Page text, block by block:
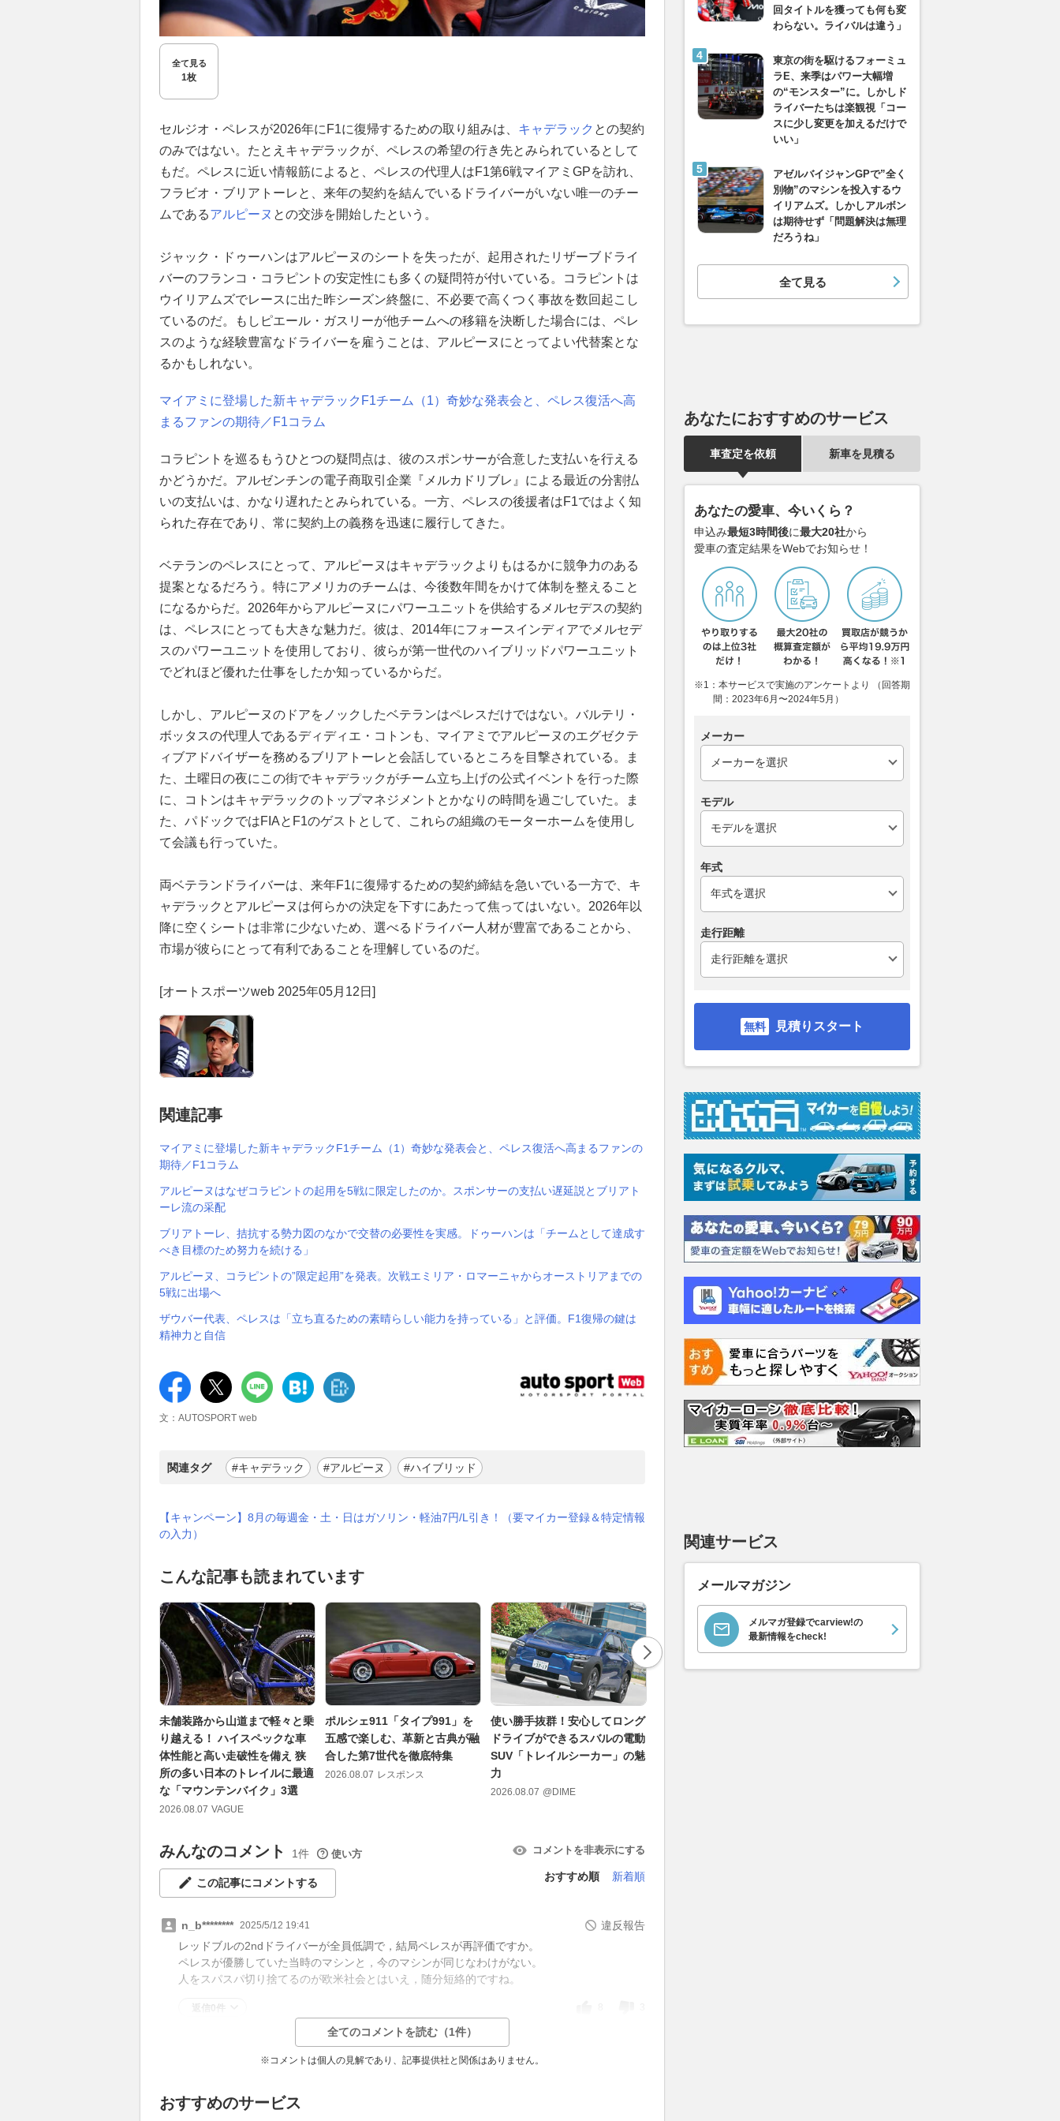
全て見る
1枚
セルジオ・ペレスが2026年にF1に復帰するための取り組みは、 キャデラック との契約
のみではない。たとえキャデラックが、ペレスの希望の行き先とみられているとして
もだ。ペレスに近い情報筋によると、ペレスの代理人はF1第6戦マイアミGPを訪れ、
フラビオ・ブリアトーレと、来年の契約を結んでいるドライバーがいない唯一のチー
ムであるアルピーヌ との交渉を開始したという。
ジャック・ドゥーハンはアルピーヌのシートを失ったが、起用されたリザーブドライ
バーのフランコ・コラピントの安定性にも多くの疑問符が付いている。コラピントは
ウイリアムズでレースに出た昨シーズン終盤に、不必要で高くつく事故を数回起こし
ているのだ。もしピエール・ガスリーが他チームへの移籍を決断した場合には、ペレ
スのような経験豊富なドライバーを雇うことは、アルピーヌにとってよい代替案とな
るかもしれない。
マイアミに登場した新キャデラックF1チーム（1）奇妙な発表会と、ペレス復活へ高
まるファンの期待／F1コラム
コラピントを巡るもうひとつの疑問点は、彼のスポンサーが合意した支払いを行える
かどうかだ。アルゼンチンの電子商取引企業『メルカドリブレ』による最近の分割払
いの支払いは、かなり遅れたとみられている。一方、ペレスの後援者はF1ではよく知
られた存在であり、常に契約上の義務を迅速に履行してきた。
ベテランのペレスにとって、アルピーヌはキャデラックよりもはるかに競争力のある
提案となるだろう。特にアメリカのチームは、今後数年間をかけて体制を整えること
になるからだ。2026年からアルピーヌにパワーユニットを供給するメルセデスの契約
は、ペレスにとっても大きな魅力だ。彼は、2014年にフォースインディアでメルセデ
スのパワーユニットを使用しており、彼らが第一世代のハイブリッドパワーユニット
でどれほど優れた仕事をしたか知っているからだ。
しかし、アルピーヌのドアをノックしたベテランはペレスだけではない。バルテリ・
ボッタスの代理人であるディディエ・コトンも、マイアミでアルピーヌのエグゼクテ
ィブアドバイザーを務めるブリアトーレと会話しているところを目撃されている。ま
た、土曜日の夜にこの街でキャデラックがチーム立ち上げの公式イベントを行った際
に、コトンはキャデラックのトップマネジメントとかなりの時間を過ごしていた。ま
た、パドックではFIAとF1のゲストとして、これらの組織のモーターホームを使用し
て会議も行っていた。
両ベテランドライバーは、来年F1に復帰するための契約締結を急いでいる一方で、キ
ャデラックとアルピーヌは何らかの決定を下すにあたって焦ってはいない。2026年以
降に空くシートは非常に少ないため、選べるドライバー人材が豊富であることから、
市場が彼らにとって有利であることを理解しているのだ。
[オートスポーツweb 2025年05月12日]
関連記事
マイアミに登場した新キャデラックF1チーム（1）奇妙な発表会と、ペレス復活へ高まるファンの
期待／F1コラム
アルピーヌはなぜコラピントの起用を5戦に限定したのか。スポンサーの支払い遅延説とブリアト
ーレ流の采配
ブリアトーレ、拮抗する勢力図のなかで交替の必要性を実感。ドゥーハンは「チームとして達成す
べき目標のため努力を続ける」
アルピーヌ、コラピントの”限定起用”を発表。次戦エミリア・ロマーニャからオーストリアまでの
5戦に出場へ
ザウバー代表、ペレスは「立ち直るための素晴らしい能力を持っている」と評価。F1復帰の鍵は
精神力と自信
文：AUTOSPORT web
関連タグ #キャデラック #アルピーヌ #ハイブリッド
【キャンペーン】8月の毎週金・土・日はガソリン・軽油7円/L引き！（要マイカー登録＆特定情報
の入力）
こんな記事も読まれています
未舗装路から山道まで軽々と乗
り越える！ ハイスペックな車
体性能と高い走破性を備え 狭
所の多い日本のトレイルに最適
な「マウンテンバイク」3選
2026.08.07 VAGUE
ポルシェ911「タイプ991」を
五感で楽しむ、革新と古典が融
合した第7世代を徹底特集
2026.08.07 レスポンス
使い勝手抜群！安心してロング
ドライブができるスバルの電動
SUV「トレイルシーカー」の魅
力
2026.08.07 @DIME
みんなのコメント 1件 使い方 コメントを非表示にする
この記事にコメントする
おすすめ順 新着順
n_b******** 2025/5/12 19:41
違反報告
レッドブルの2ndドライバーが全員低調で，結局ペレスが再評価ですか。
ペレスが優勝していた当時のマシンと，今のマシンが同じなわけがない。
人をスパスパ切り捨てるのが欧米社会とはいえ，随分短絡的ですね。
返信0件
全てのコメントを読む（1件）
※コメントは個人の見解であり、記事提供社と関係はありません。
おすすめのサービス
回タイトルを獲っても何も変
わらない。ライバルは違う」
東京の街を駆けるフォーミュ
ラE、来季はパワー大幅増
の“モンスター”に。しかしド
ライバーたちは楽観視「コー
スに少し変更を加えるだけで
いい」
アゼルバイジャンGPで”全く
別物”のマシンを投入するウ
イリアムズ。しかしアルボン
は期待せず「問題解決は無理
だろうね」
全て見る
あなたにおすすめのサービス
車査定を依頼 新車を見積る
あなたの愛車、今いくら？
申込み最短3時間後に最大20社から
愛車の査定結果をWebでお知らせ！
※1：本サービスで実施のアンケートより （回答期
間：2023年6月〜2024年5月）
メーカー
モデル
年式
走行距離
見積りスタート
関連サービス
メールマガジン
メルマガ登録でcarview!の
最新情報をcheck!